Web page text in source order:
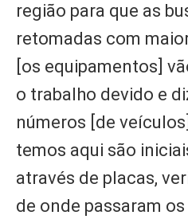
região para que as
retomadas com
[os equipamentos]
o trabalho devido e
números [de
temos aqui são
através de placas,
de onde passaram